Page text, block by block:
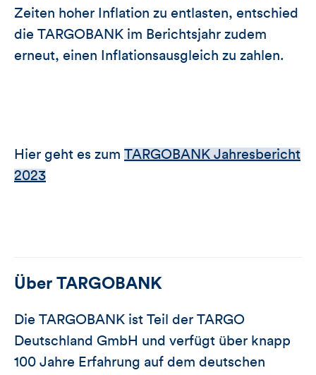
Zeiten hoher Inflation zu entlasten, entschied
die TARGOBANK im Berichtsjahr zudem
erneut, einen Inflationsausgleich zu zahlen.
Hier geht es zum TARGOBANK Jahresbericht
2023
Über TARGOBANK
Die TARGOBANK ist Teil der TARGO
Deutschland GmbH und verfügt über knapp
100 Jahre Erfahrung auf dem deutschen